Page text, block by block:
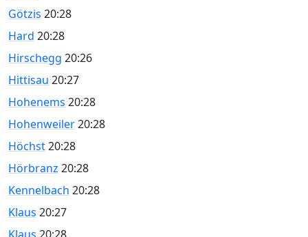
Götzis 20:28
Hard 20:28
Hirschegg 20:26
Hittisau 20:27
Hohenems 20:28
Hohenweiler20:28
Höchst20:28
Hörbranz 20:28
Kennelbach 20:28
Klaus 20:27